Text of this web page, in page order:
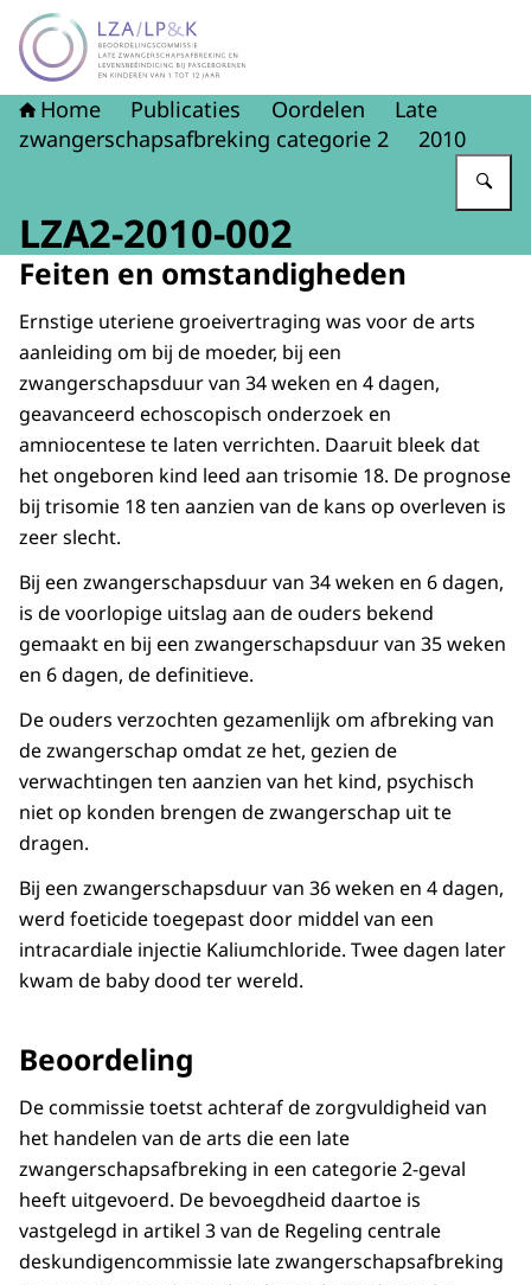
Naar de homepage van LZA-LP&K - Late
Home Publicaties Oordelen
Late
zwangerschapsafbreking categorie 2
2010
LZA2-2010-002
Feiten en omstandigheden
Ernstige uteriene groeivertraging was voor de arts
aanleiding om bij de moeder, bij een
zwangerschapsduur van 34 weken en 4 dagen,
geavanceerd echoscopisch onderzoek en
amniocentese te laten verrichten. Daaruit bleek dat
het ongeboren kind leed aan trisomie 18. De prognose
bij trisomie 18 ten aanzien van de kans op overleven is
zeer slecht.
Bij een zwangerschapsduur van 34 weken en 6 dagen,
is de voorlopige uitslag aan de ouders bekend
gemaakt en bij een zwangerschapsduur van 35 weken
en 6 dagen, de definitieve.
De ouders verzochten gezamenlijk om afbreking van
de zwangerschap omdat ze het, gezien de
verwachtingen ten aanzien van het kind, psychisch
niet op konden brengen de zwangerschap uit te
dragen.
Bij een zwangerschapsduur van 36 weken en 4 dagen,
werd foeticide toegepast door middel van een
intracardiale injectie Kaliumchloride. Twee dagen later
kwam de baby dood ter wereld.
Beoordeling
De commissie toetst achteraf de zorgvuldigheid van
het handelen van de arts die een late
zwangerschapsafbreking in een categorie 2-geval
heeft uitgevoerd. De bevoegdheid daartoe is
vastgelegd in artikel 3 van de Regeling centrale
deskundigencommissie late zwangerschapsafbreking